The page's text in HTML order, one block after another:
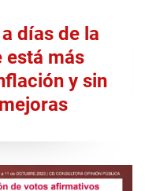
días de la
está más
y sin